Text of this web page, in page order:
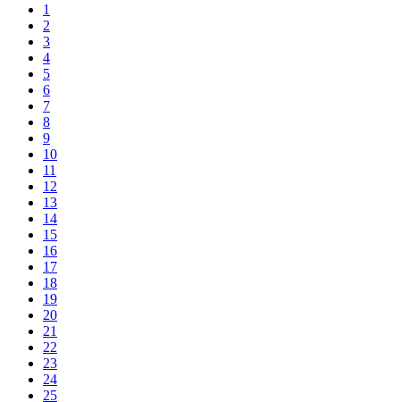
1
2
3
4
5
6
7
8
9
10
11
12
13
14
15
16
17
18
19
20
21
22
23
24
25